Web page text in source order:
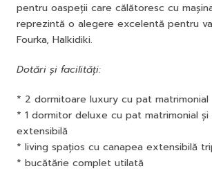
pentru oaspeții care călătoresc cu
reprezintă o alegere excelentă pentru
Fourka, Halkidiki.
Dotări și facilități:
* 2 dormitoare luxury cu pat matrimonial
* 1 dormitor deluxe cu pat matrimonial și
extensibilă
* living spațios cu canapea extensibilă
* bucătărie complet utilată